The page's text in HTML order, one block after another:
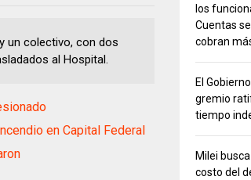
un colectivo, con dos
al Hospital.
en Capital Federal
los
Cuentas
cobran
El
gremio
tiempo
Milei
costo del